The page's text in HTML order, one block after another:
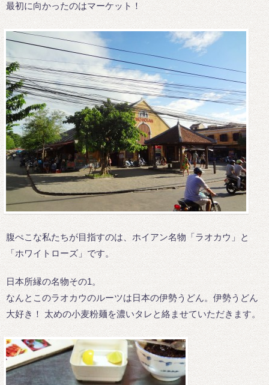
最初に向かったのはマーケット！
腹ぺこな私たちが目指すのは、ホイアン名物「ラオカウ」と
「ホワイトローズ」です。
日本所縁の名物その1。
なんとこのラオカウのルーツは日本の伊勢うどん。伊勢うどん
大好き！ 太めの小麦粉麺を濃いタレと絡ませていただきます。